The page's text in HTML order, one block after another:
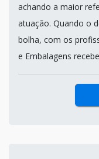
achando a maior
atuação. Quando o
bolha, com os
e Embalagens